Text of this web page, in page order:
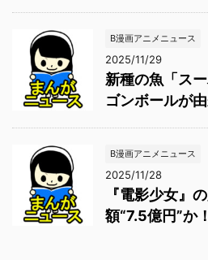
B漫画アニメニュース
2025/11/29
新種の魚「ス
ゴンボールが由
B漫画アニメニュース
2025/11/28
『電影少女』
額“7.5億円”か